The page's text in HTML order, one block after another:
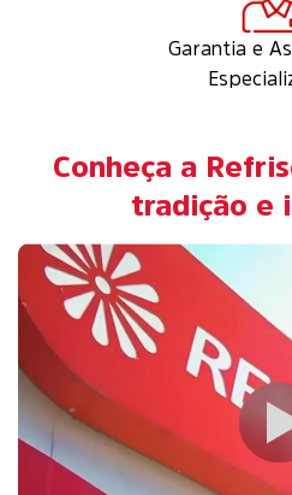
Garantia e
Conheça a
tradição e